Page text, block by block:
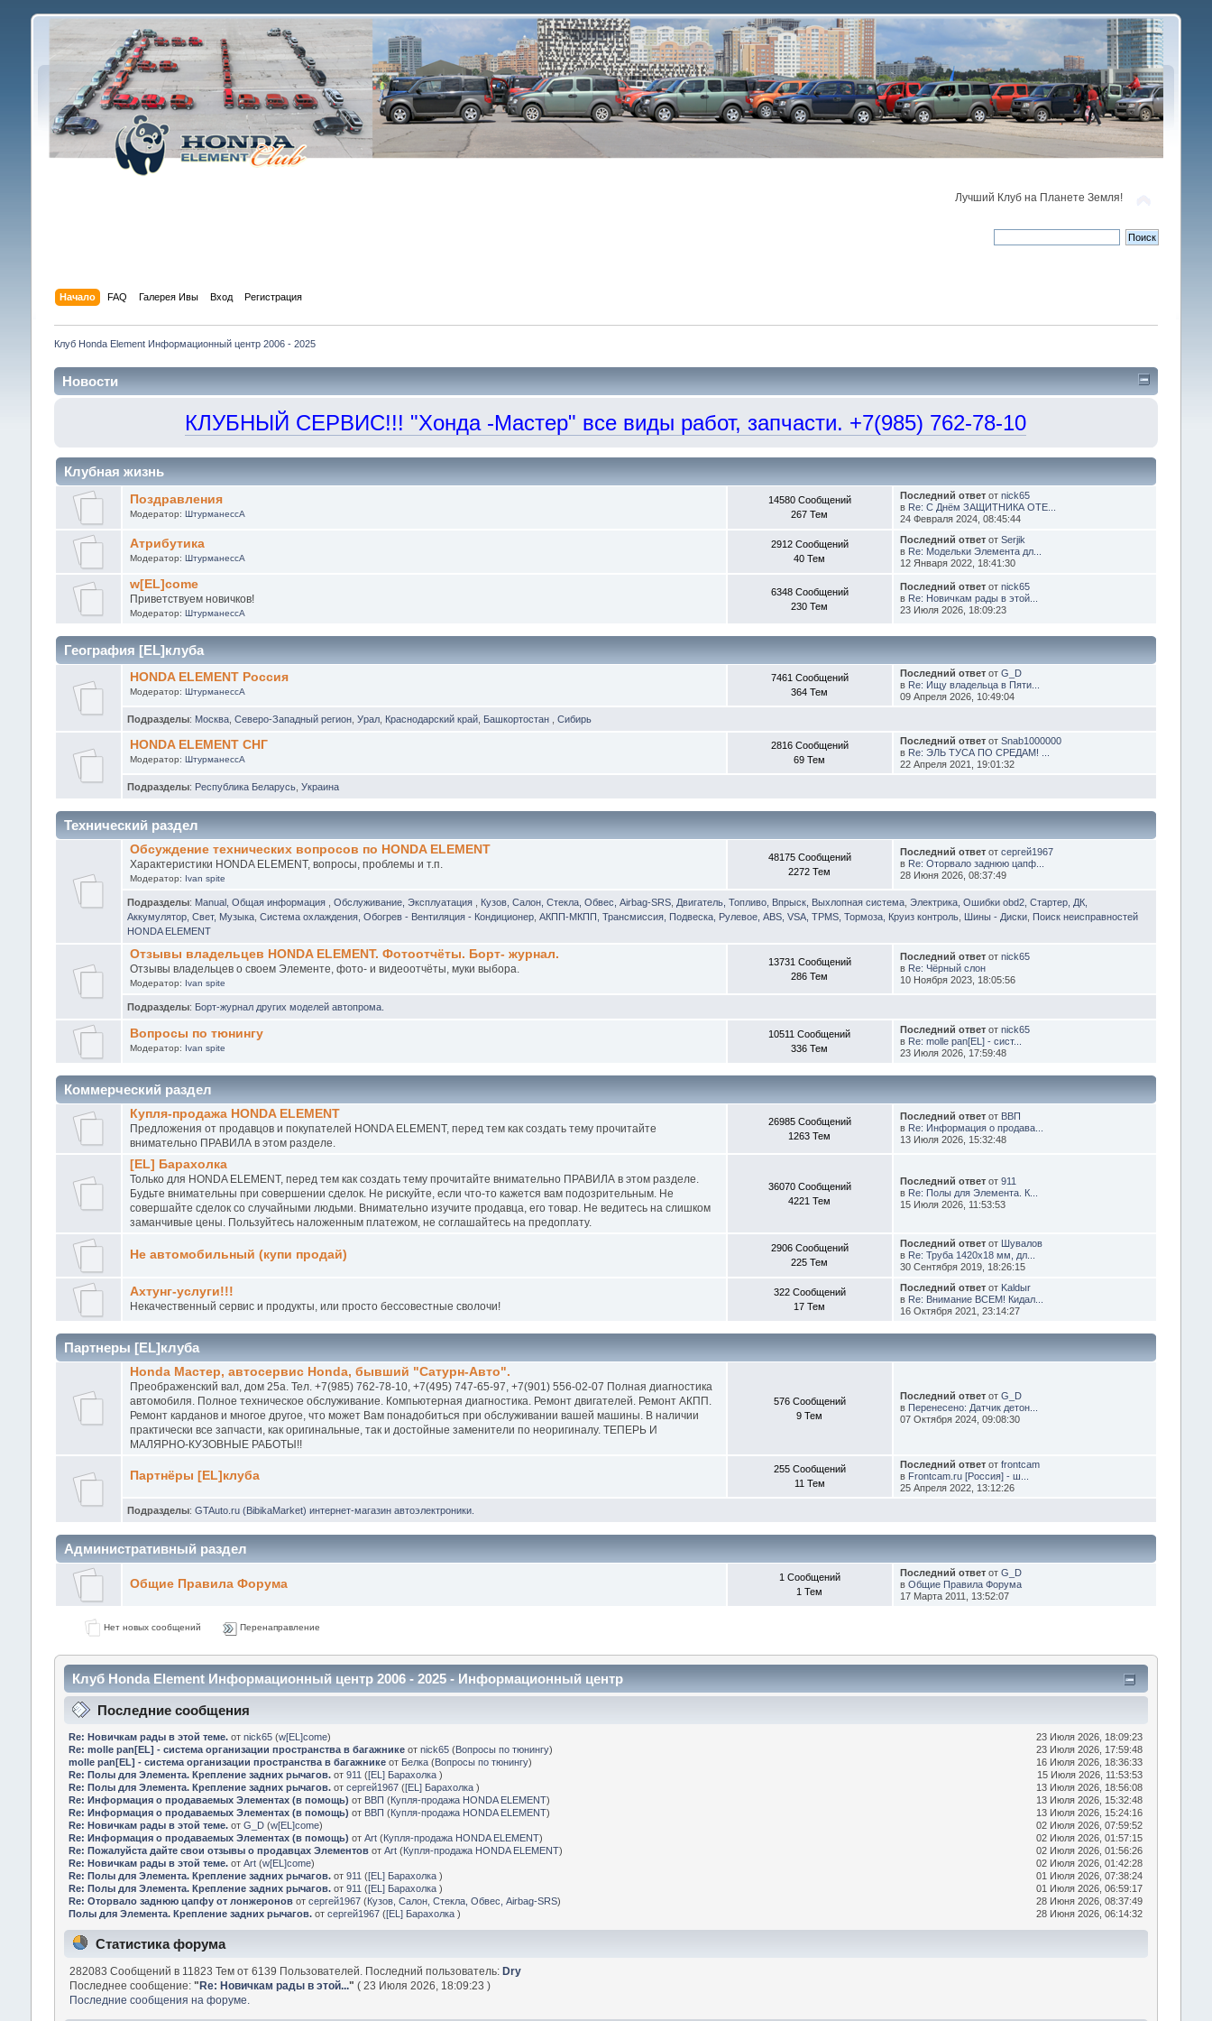
Лучший Клуб на Планете Земля!
Начало FAQ Галерея Ивы Вход Регистрация
Клуб Honda Element Информационный центр 2006 - 2025
Новости
КЛУБНЫЙ СЕРВИС!!! "Хонда -Мастер" все виды работ, запчасти. +7(985) 762-78-10
Клубная жизнь
Поздравления
Модератор:ШтурманессА
14580 Сообщений
267 Тем
Последний ответ отnick65
в Re: С Днём ЗАЩИТНИКА ОТЕ...
24 Февраля 2024, 08:45:44
Атрибутика
Модератор:ШтурманессА
2912 Сообщений
40 Тем
Последний ответ отSerjik
в Re: Модельки Элемента дл...
12 Января 2022, 18:41:30
w[EL]come
Приветствуем новичков!
Модератор:ШтурманессА
6348 Сообщений
230 Тем
Последний ответ отnick65
в Re: Новичкам рады в этой...
23 Июля 2026, 18:09:23
География [EL]клуба
HONDA ELEMENT Россия
Модератор:ШтурманессА
7461 Сообщений
364 Тем
Последний ответ отG_D
в Re: Ищу владельца в Пяти...
09 Апреля 2026, 10:49:04
Подразделы: Москва, Северо-Западный регион, Урал, Краснодарский край, Башкортостан Сибирь
HONDA ELEMENT СНГ
Модератор:ШтурманессА
2816 Сообщений
69 Тем
Последний ответ отSnab1000000
в Re: ЭЛЬ ТУСА ПО СРЕДАМ! ...
22 Апреля 2021, 19:01:32
Подразделы: Республика Беларусь, Украина
Технический раздел
Обсуждение технических вопросов по HONDA ELEMENT
Характеристики HONDA ELEMENT, вопросы, проблемы и т.п.
Модератор: Ivan spite
48175 Сообщений
2272 Тем
Последний ответ отсергей1967
в Re: Оторвало заднюю цапф...
28 Июня 2026, 08:37:49
Подразделы: Manual, Общая информация Обслуживание, Эксплуатация Кузов, Салон, Стекла, Обвес, Airbag-SRS, Двигатель, Топливо, Впрыск, Выхлопная система, Электрика, Ошибки obd2, Стартер, ДК,
Аккумулятор, Свет, Музыка, Система охлаждения, Обогрев - Вентиляция - Кондиционер, АКПП-МКПП, Трансмиссия, Подвеска, Рулевое, ABS, VSA, TPMS, Тормоза, Круиз контроль, Шины - Диски, Поиск неисправностей
HONDA ELEMENT
Отзывы владельцев HONDA ELEMENT. Фотоотчёты. Борт- журнал.
Отзывы владельцев о своем Элементе, фото- и видеоотчёты, муки выбора.
Модератор: Ivan spite
13731 Сообщений
286 Тем
Последний ответ отnick65
в Re: Чёрный слон
10 Ноября 2023, 18:05:56
Подразделы: Борт-журнал других моделей автопрома.
Вопросы по тюнингу
Модератор: Ivan spite
10511 Сообщений
336 Тем
Последний ответ отnick65
в Re: molle pan[EL] - сист...
23 Июля 2026, 17:59:48
Коммерческий раздел
Купля-продажа HONDA ELEMENT
Предложения от продавцов и покупателей HONDA ELEMENT, перед тем как создать тему прочитайте
внимательно ПРАВИЛА в этом разделе.
26985 Сообщений
1263 Тем
Последний ответ от ВВП
в Re: Информация о продава...
13 Июля 2026, 15:32:48
[EL] Барахолка
Только для HONDA ELEMENT, перед тем как создать тему прочитайте внимательно ПРАВИЛА в этом разделе.
Будьте внимательны при совершении сделок. Не рискуйте, если что-то кажется вам подозрительным. Не
совершайте сделок со случайными людьми. Внимательно изучите продавца, его товар. Не ведитесь на слишком
заманчивые цены. Пользуйтесь наложенным платежом, не соглашайтесь на предоплату.
36070 Сообщений
4221 Тем
Последний ответ от911
в Re: Полы для Элемента. К...
15 Июля 2026, 11:53:53
Не автомобильный (купи продай)
2906 Сообщений
225 Тем
Последний ответ от Шувалов
в Re: Труба 1420х18 мм, дл...
30 Сентября 2019, 18:26:15
Ахтунг-услуги!!!
Некачественный сервис и продукты, или просто бессовестные сволочи!
322 Сообщений
17 Тем
Последний ответ от Kaldыr
в Re: Внимание ВСЕМ! Кидал...
16 Октября 2021, 23:14:27
Партнеры [EL]клуба
Honda Мастер, автосервис Honda, бывший "Сатурн-Авто".
Преображенский вал, дом 25а. Тел. +7(985) 762-78-10, +7(495) 747-65-97, +7(901) 556-02-07 Полная диагностика
автомобиля. Полное техническое обслуживание. Компьютерная диагностика. Ремонт двигателей. Ремонт АКПП.
Ремонт карданов и многое другое, что может Вам понадобиться при обслуживании вашей машины. В наличии
практически все запчасти, как оригинальные, так и достойные заменители по неоригиналу. ТЕПЕРЬ И
МАЛЯРНО-КУЗОВНЫЕ РАБОТЫ!!
576 Сообщений
9 Тем
Последний ответ отG_D
в Перенесено: Датчик детон...
07 Октября 2024, 09:08:30
Партнёры [EL]клуба
255 Сообщений
11 Тем
Последний ответ отfrontcam
в Frontcam.ru [Россия] - ш...
25 Апреля 2022, 13:12:26
Подразделы: GTAuto.ru (BibikaMarket) интернет-магазин автоэлектроники.
Административный раздел
Общие Правила Форума
1 Сообщений
1 Тем
Последний ответ отG_D
вОбщие Правила Форума
17 Марта 2011, 13:52:07
Нет новых сообщений Перенаправление
Клуб Honda Element Информационный центр 2006 - 2025 - Информационный центр
Последние сообщения
Re: Новичкам рады в этой теме. отnick65 (w[EL]come)
23 Июля 2026, 18:09:23
Re: molle pan[EL] - система организации пространства в багажнике отnick65 (Вопросы по тюнингу)
23 Июля 2026, 17:59:48
molle pan[EL] - система организации пространства в багажнике от Белка (Вопросы по тюнингу)
16 Июля 2026, 18:36:33
Re: Полы для Элемента. Крепление задних рычагов. от911 ([EL] Барахолка)
15 Июля 2026, 11:53:53
Re: Полы для Элемента. Крепление задних рычагов. отсергей1967 ([EL] Барахолка)
13 Июля 2026, 18:56:08
Re: Информация о продаваемых Элементах (в помощь) от ВВП (Купля-продажа HONDA ELEMENT)
13 Июля 2026, 15:32:48
Re: Информация о продаваемых Элементах (в помощь) от ВВП (Купля-продажа HONDA ELEMENT)
13 Июля 2026, 15:24:16
Re: Новичкам рады в этой теме. отG_D (w[EL]come)
02 Июля 2026, 07:59:52
Re: Информация о продаваемых Элементах (в помощь) отArt (Купля-продажа HONDA ELEMENT)
02 Июля 2026, 01:57:15
Re: Пожалуйста дайте свои отзывы о продавцах Элементов отArt (Купля-продажа HONDA ELEMENT)
02 Июля 2026, 01:56:26
Re: Новичкам рады в этой теме. отArt (w[EL]come)
02 Июля 2026, 01:42:28
Re: Полы для Элемента. Крепление задних рычагов. от911 ([EL] Барахолка)
01 Июля 2026, 07:38:24
Re: Полы для Элемента. Крепление задних рычагов. от911 ([EL] Барахолка)
01 Июля 2026, 06:59:17
Re: Оторвало заднюю цапфу от лонжеронов отсергей1967 (Кузов, Салон, Стекла, Обвес, Airbag-SRS)
28 Июня 2026, 08:37:49
Полы для Элемента. Крепление задних рычагов. отсергей1967 ([EL] Барахолка) 28 Июня 2026, 06:14:32
Статистика форума
282083 Сообщений в 11823 Тем от 6139 Пользователей. Последний пользователь: Dry
Последнее сообщение: " Re: Новичкам рады в этой..." ( 23 Июля 2026, 18:09:23 )
Последние сообщения на форуме.